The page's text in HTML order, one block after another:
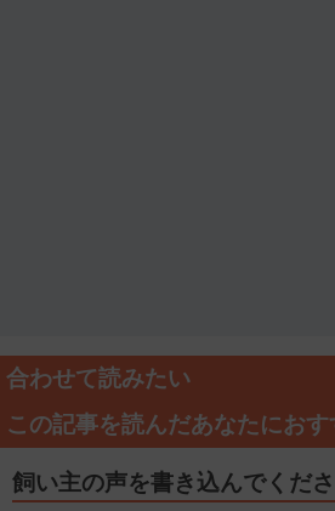
合わせて読みたい
この記事を読んだあなたにおす
飼い主の声を書き込んでくだ